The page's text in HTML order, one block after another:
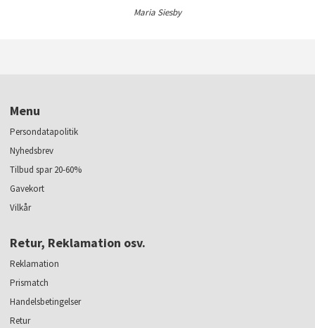
Maria Siesby
Menu
Persondatapolitik
Nyhedsbrev
Tilbud spar 20-60%
Gavekort
Vilkår
Retur, Reklamation osv.
Reklamation
Prismatch
Handelsbetingelser
Retur